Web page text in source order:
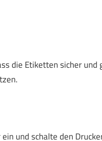
die Etiketten sicher und
und schalte den